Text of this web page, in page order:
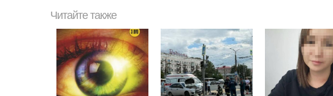
Читайте также